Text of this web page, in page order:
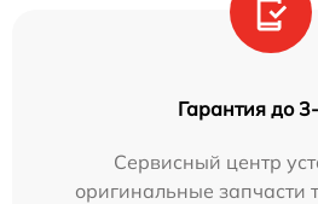
Гарантия до
Сервисный центр
оригинальные запчасти